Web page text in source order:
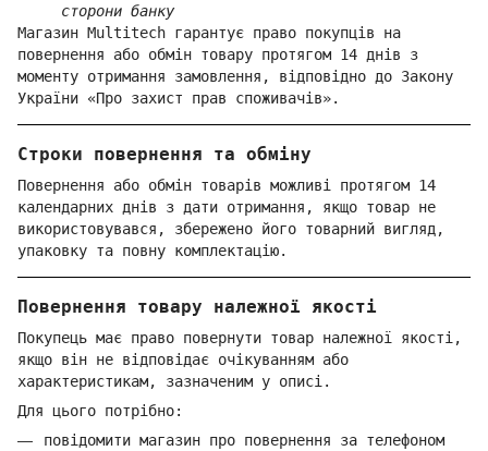
сторони банку
Магазин Multitech гарантує право покупців на
повернення або обмін товару протягом 14 днів з
моменту отримання замовлення, відповідно до Закону
України «Про захист прав споживачів».
Строки повернення та обміну
Повернення або обмін товарів можливі протягом 14
календарних днів з дати отримання, якщо товар не
використовувався, збережено його товарний вигляд,
упаковку та повну комплектацію.
Повернення товару належної якості
Покупець має право повернути товар належної якості,
якщо він не відповідає очікуванням або
характеристикам, зазначеним у описі.
Для цього потрібно:
повідомити магазин про повернення за телефоном